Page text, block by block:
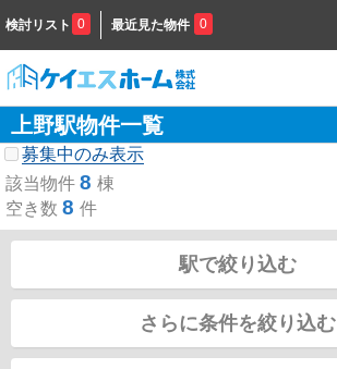
検討リスト 0 最近見た物件 0
上野駅物件一覧
募集中のみ表示
該当物件 8 棟
空き数 8 件
駅で絞り込む
さらに条件を絞り込む